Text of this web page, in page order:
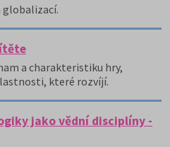
globalizací.
a charakteristiku hry,
které rozvíjí.
jako vědní disciplíny -